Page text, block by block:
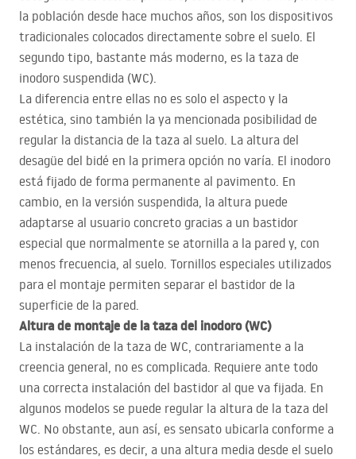
la población desde hace muchos años, son los dispositivos
tradicionales colocados directamente sobre el suelo. El
segundo tipo, bastante más moderno, es la taza de
inodoro suspendida (WC).
La diferencia entre ellas no es solo el aspecto y la
estética, sino también la ya mencionada posibilidad de
regular la distancia de la taza al suelo. La altura del
desagüe del bidé en la primera opción no varía. El inodoro
está fijado de forma permanente al pavimento. En
cambio, en la versión suspendida, la altura puede
adaptarse al usuario concreto gracias a un bastidor
especial que normalmente se atornilla a la pared y, con
menos frecuencia, al suelo. Tornillos especiales utilizados
para el montaje permiten separar el bastidor de la
superficie de la pared.
Altura de montaje de la taza del inodoro (WC)
La instalación de la taza de WC, contrariamente a la
creencia general, no es complicada. Requiere ante todo
una correcta instalación del bastidor al que va fijada. En
algunos modelos se puede regular la altura de la taza del
WC. No obstante, aun así, es sensato ubicarla conforme a
los estándares, es decir, a una altura media desde el suelo